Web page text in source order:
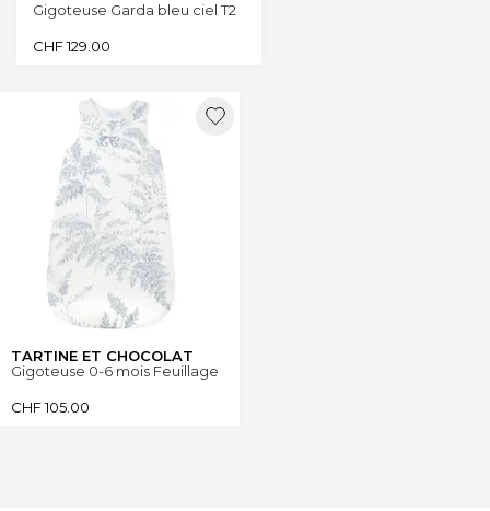
Gigoteuse Garda bleu ciel T2
CHF129.00
TARTINE ET CHOCOLAT
Gigoteuse 0-6 mois Feuillage
CHF105.00